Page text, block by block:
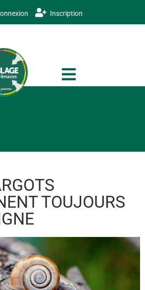
Inscription
TOUJOURS